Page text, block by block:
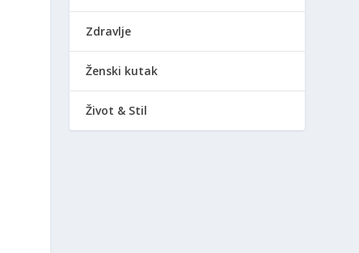
Zdravlje
Ženski kutak
Život & Stil